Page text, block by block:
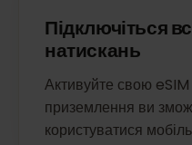
Підключіться
натискань
Активуйте свою
приземлення ви
користуватися